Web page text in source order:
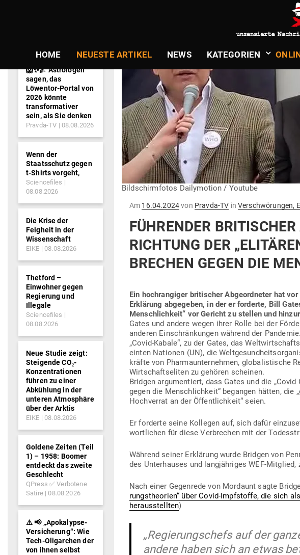
HOME NEUESTE ARTIKEL NEWS KATE­GORIEN
Bildschirmfotos Dailymotion / Youtube
Am Gepostet
16.04.2024von Pravda-TV in Verschwörungen,
FÜH­RENDER
RICHTUNG DER
BRECHEN GEGEN DIE
Ein hoch­ran­giger bri­ti­scher Abge­ord­neter hat
Erklärung abge­geben, in der er for­derte, Bill
Mensch­lichkeit“ vor Gericht zu stellen und
Gates und andere wegen ihrer Rolle bei der
anderen Ein­schrän­kungen während der Pan­demie.
„Covid-Kabale“, zu der Gates, das
einten Nationen (UN), die
kräfte von Phar­ma­un­ter­nehmen, glo­ba­lis­tische
Wirt­schafts­eliten zu gehören scheinen.
Bridgen argu­men­tiert, dass Gates und die „Covid
gegen die Mensch­lichkeit“ begangen hätten, die
Hoch­verrat an der Öffent­lichkeit“ seien.
Er for­derte seine Kol­legen auf, sich dafür
wort­lichen für diese Ver­brechen mit der
Während seiner Erklärung wurde Bridgen von
des Unter­hauses und lang­jäh­riges WEF-Mit­glied,
Nach einer Gegenrede von Mordaunt sagte
rungs­theorien“ über Covid-Impf­stoffe, die sich
her­aus­stellten)
„Regie­rungs­chefs auf der
andere haben sich an etwas
🦁✨🌌 Astrologen
sagen, das
Löwentor-Portal von
2026 könnte
transformativer
sein, als Sie denken
Pravda-TV 08.08.2026
Wenn der
Staatsschutz gegen
t-Shirts vorgeht,
Sciencefiles
08.08.2026
Die Krise der
Feigheit in der
Wissenschaft
EIKE 08.08.2026
Thetford –
Einwohner gegen
Regierung und
Illegale
Sciencefiles
08.08.2026
Neue Studie zeigt:
Steigende CO₂-
Konzentrationen
führen zu einer
Abkühlung in der
unteren Atmosphäre
über der Arktis
EIKE 08.08.2026
Goldene Zeiten (Teil
1) – 1958: Boomer
entdeckt das zweite
Geschlecht
QPress ✅ Verbotene
Satire
08.08.2026
⚠️ 📢 „Apokalypse-
Versicherung“: Wie
Tech-Oligarchen der
von ihnen selbst